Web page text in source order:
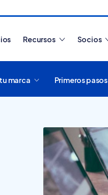
Recursos Socios
marca Primeros pasos